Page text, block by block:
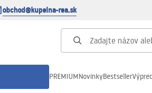
obchod@kupelna-rea.sk
PREMIUMNovinkyBestseller